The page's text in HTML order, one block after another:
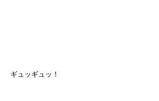
ギュッギュッ！